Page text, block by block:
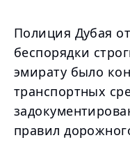
Полиция Дубая
беспорядки
эмирату было
транспортных
правил